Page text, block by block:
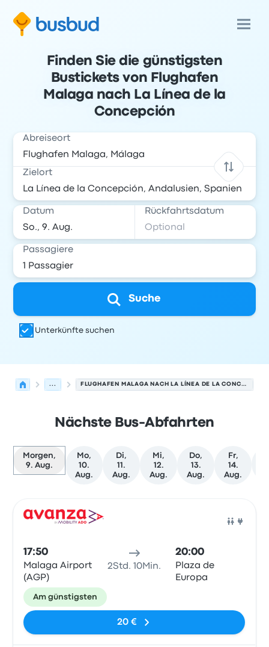
Finden Sie die günstigsten
Bustickets von Flughafen
Malaga nach La Línea de la
Concepción
Abreiseort
Zielort
Datum Rückfahrtsdatum
Passagiere
Suche
Unterkünfte suchen
... FLUGHAFEN MALAGA NACH LA LÍNEA DE LA CONCEPCIÓN
Nächste Bus-Abfahrten
Morgen,
9. Aug.
Mo,
10.
Aug.
Di,
11.
Aug.
Mi,
12.
Aug.
Do,
13.
Aug.
Fr,
14.
Aug.
17:50
Malaga Airport
(AGP)
2Std. 10Min.
20:00
Plaza de
Europa
Am günstigsten
20 €